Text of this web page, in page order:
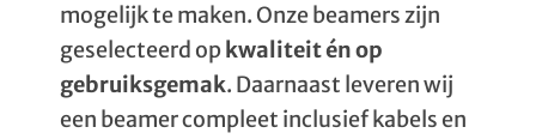
mogelijk te maken. Onze beamers zijn
geselecteerd opkwaliteit én op
gebruiksgemak. Daarnaast leveren wij
een beamer compleet inclusief kabels en